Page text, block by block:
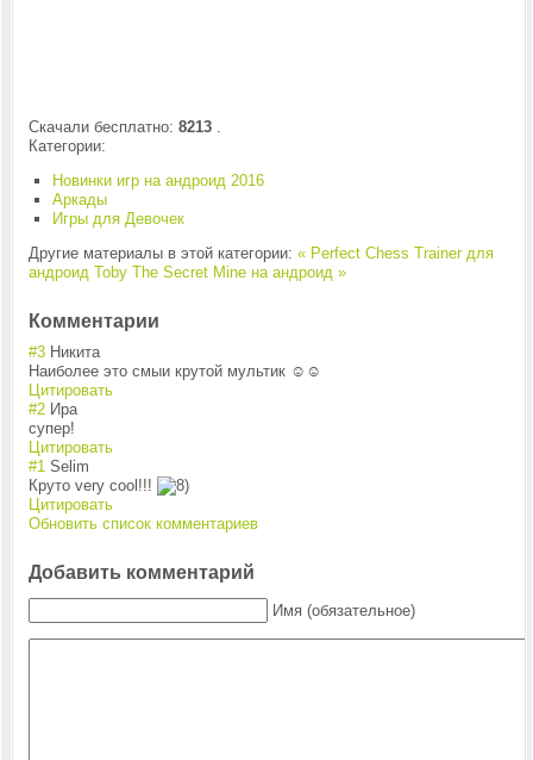
Скачали бесплатно: 8213.
Категории:
Новинки игр на андроид 2016
Аркады
Игры для Девочек
Другие материалы в этой категории: « Perfect Chess Trainer для
андроид Toby The Secret Mine на андроид »
Комментарии
#3 Никита
Наиболее это смыи крутой мультик ☺☺
Цитировать
#2 Ира
супер!
Цитировать
#1 Selim
Круто very cool!!!
Цитировать
Обновить список комментариев
Добавить комментарий
Имя (обязательное)